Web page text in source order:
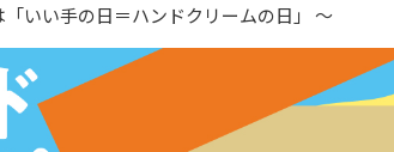
いい手の日＝ハンドクリームの日」 ～